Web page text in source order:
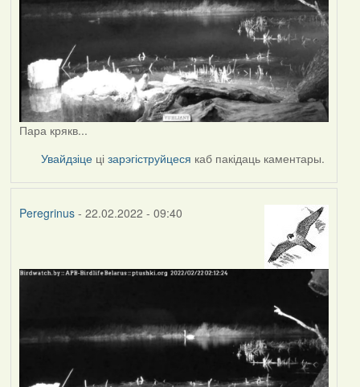
Пара крякв...
Увайдзіце цізарэгіструйцеся каб пакідаць каментары.
Peregrinus- 22.02.2022 - 09:40